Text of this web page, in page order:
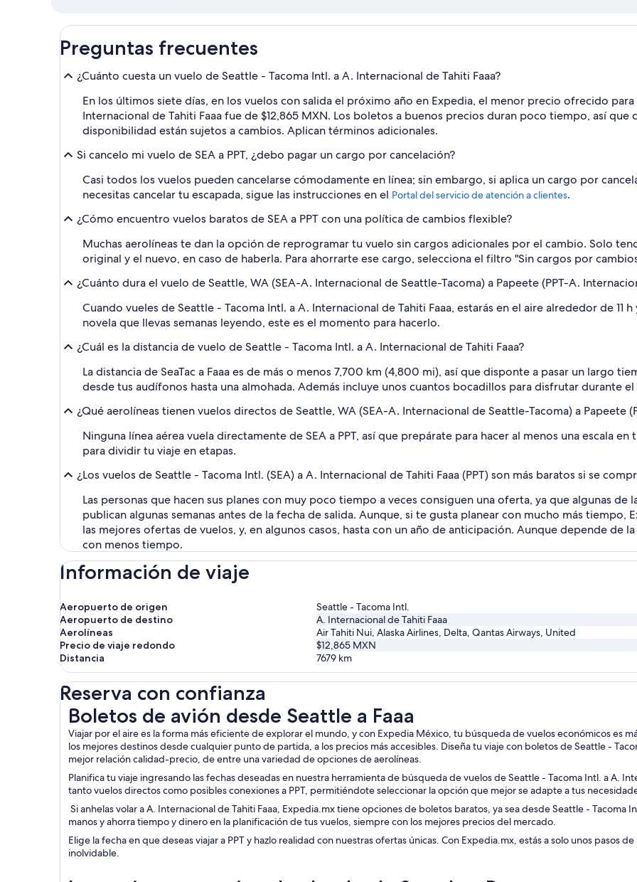
Preguntas frecuentes
¿Cuánto cuesta un vuelo de Seattle - Tacoma Intl. a A. Internacional de Tahiti Faaa?
En los últimos siete días, en los vuelos con salida el próximo año en Expedia, el menor precio ofrecido
Internacional de Tahiti Faaa fue de $12,865 MXN. Los boletos a buenos precios duran poco tiempo, así que
disponibilidad están sujetos a cambios. Aplican términos adicionales.
Si cancelo mi vuelo de SEA a PPT, ¿debo pagar un cargo por cancelación?
Casi todos los vuelos pueden cancelarse cómodamente en línea; sin embargo, si aplica un cargo por
necesitas cancelar tu escapada, sigue las instrucciones en el Portal del servicio de atención a clientes.
¿Cómo encuentro vuelos baratos de SEA a PPT con una política de cambios flexible?
Muchas aerolíneas te dan la opción de reprogramar tu vuelo sin cargos adicionales por el cambio. Solo
original y el nuevo, en caso de haberla. Para ahorrarte ese cargo, selecciona el filtro "Sin cargos por
¿Cuánto dura el vuelo de Seattle, WA (SEA-A. Internacional de Seattle-Tacoma) a Papeete (PPT-A.
Cuando vueles de Seattle - Tacoma Intl. a A. Internacional de Tahiti Faaa, estarás en el aire alrededor de 11
novela que llevas semanas leyendo, este es el momento para hacerlo.
¿Cuál es la distancia de vuelo de Seattle - Tacoma Intl. a A. Internacional de Tahiti Faaa?
La distancia de SeaTac a Faaa es de más o menos 7,700 km (4,800 mi), así que disponte a pasar un largo
desde tus audífonos hasta una almohada. Además incluye unos cuantos bocadillos para disfrutar durante el
¿Qué aerolíneas tienen vuelos directos de Seattle, WA (SEA-A. Internacional de Seattle-Tacoma) a Papeete
Ninguna línea aérea vuela directamente de SEA a PPT, así que prepárate para hacer al menos una escala
para dividir tu viaje en etapas.
¿Los vuelos de Seattle - Tacoma Intl. (SEA) a A. Internacional de Tahiti Faaa (PPT) son más baratos si se
Las personas que hacen sus planes con muy poco tiempo a veces consiguen una oferta, ya que algunas de
publican algunas semanas antes de la fecha de salida. Aunque, si te gusta planear con mucho más
las mejores ofertas de vuelos, y, en algunos casos, hasta con un año de anticipación. Aunque depende de
con menos tiempo.
Información de viaje
Aeropuerto de origen
Seattle - Tacoma Intl.
Aeropuerto de destino
A. Internacional de Tahiti Faaa
Aerolíneas
Air Tahiti Nui, Alaska Airlines, Delta, Qantas Airways, United
Precio de viaje redondo
$12,865 MXN
Distancia
7679 km
Reserva con confianza
Boletos de avión desde Seattle a Faaa
Viajar por el aire es la forma más eficiente de explorar el mundo, y con Expedia México, tu búsqueda de vuelos económicos es
los mejores destinos desde cualquier punto de partida, a los precios más accesibles. Diseña tu viaje con boletos de Seattle -
mejor relación calidad-precio, de entre una variedad de opciones de aerolíneas.
Planifica tu viaje ingresando las fechas deseadas en nuestra herramienta de búsqueda de vuelos de Seattle - Tacoma Intl. a A.
tanto vuelos directos como posibles conexiones a PPT, permitiéndote seleccionar la opción que mejor se adapte a tus
Si anhelas volar a A. Internacional de Tahiti Faaa, Expedia.mx tiene opciones de boletos baratos, ya sea desde Seattle - Tacoma
manos y ahorra tiempo y dinero en la planificación de tus vuelos, siempre con los mejores precios del mercado.
Elige la fecha en que deseas viajar a PPT y hazlo realidad con nuestras ofertas únicas. Con Expedia.mx, estás a solo unos pasos
inolvidable.
Boletos de avión desde Seattle a Faaa